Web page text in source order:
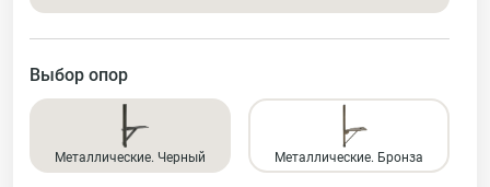
Выбор опор
Металлические. Черный Металлические. Бронза